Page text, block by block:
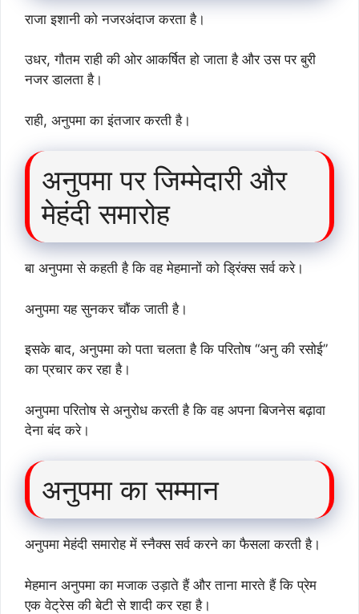
राजा इशानी को नजरअंदाज करता है।
उधर, गौतम राही की ओर आकर्षित हो जाता है और उस पर बुरी
नजर डालता है।
राही, अनुपमा का इंतजार करती है।
अनुपमा पर जिम्मेदारी और
मेहंदी समारोह
बा अनुपमा से कहती है कि वह मेहमानों को ड्रिंक्स सर्व करे।
अनुपमा यह सुनकर चौंक जाती है।
इसके बाद, अनुपमा को पता चलता है कि परितोष “अनु की रसोई”
का प्रचार कर रहा है।
अनुपमा परितोष से अनुरोध करती है कि वह अपना बिजनेस बढ़ावा
देना बंद करे।
अनुपमा का सम्मान
अनुपमा मेहंदी समारोह में स्नैक्स सर्व करने का फैसला करती है।
मेहमान अनुपमा का मजाक उड़ाते हैं और ताना मारते हैं कि प्रेम
एक वेट्रेस की बेटी से शादी कर रहा है।